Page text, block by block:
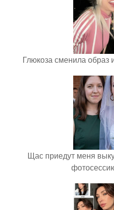
Глюкоза сменила образ
Щас приедут меня